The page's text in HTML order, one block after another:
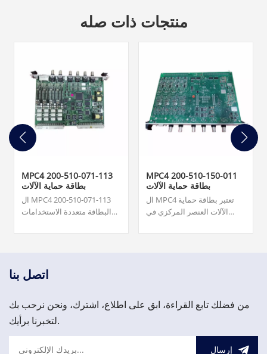
منتجات ذات صله
MPC4 200-510-071-113
بطاقة حماية الآلات
ال MPC4 200-510-071-113
البطاقة متعددة الاستخدامات
يصل إلى أربعة مدخلات إشارة
7,500.00 دولار.نوعية ممتازة
وسعر مناسب، مرحبا بكم في
MPC4 200-510-150-011
بطاقة حماية الآلات
ال MPC4 تعتبر بطاقة حماية
الآلات العنصر المركزي في
البطاقة متعددة الاستخدامات
اتصل بنا
من فضلك تابع القراءة، ابق على اطلاع، اشترك، ونحن نرحب بك
لتخبرنا برأيك.
إرسال